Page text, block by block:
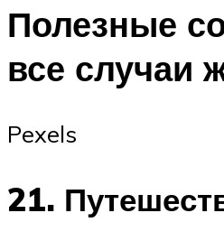
Полезные
все случаи
Pexels
21.